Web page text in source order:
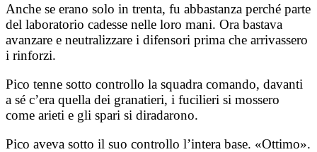
Anche se erano solo in trenta, fu abbastanza perché parte
del laboratorio cadesse nelle loro mani. Ora bastava
avanzare e neutralizzare i difensori prima che arrivassero
i rinforzi.
Pico tenne sotto controllo la squadra comando, davanti
a sé c’era quella dei granatieri, i fucilieri si mossero
come arieti e gli spari si diradarono.
Pico aveva sotto il suo controllo l’intera base. «Ottimo».